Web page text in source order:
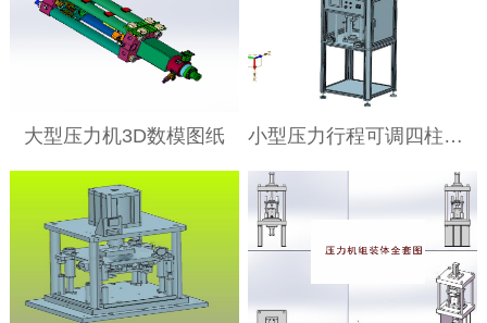
大型压力机3D数模图纸 小型压力行程可调四柱油压压力机